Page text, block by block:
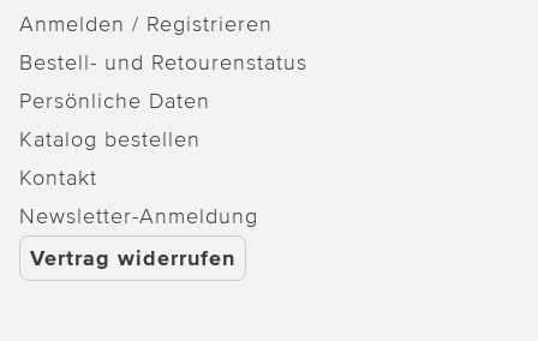
Anmelden / Registrieren
Bestell- und Retourenstatus
Persönliche Daten
Katalog bestellen
Kontakt
Newsletter-Anmeldung
Vertrag widerrufen